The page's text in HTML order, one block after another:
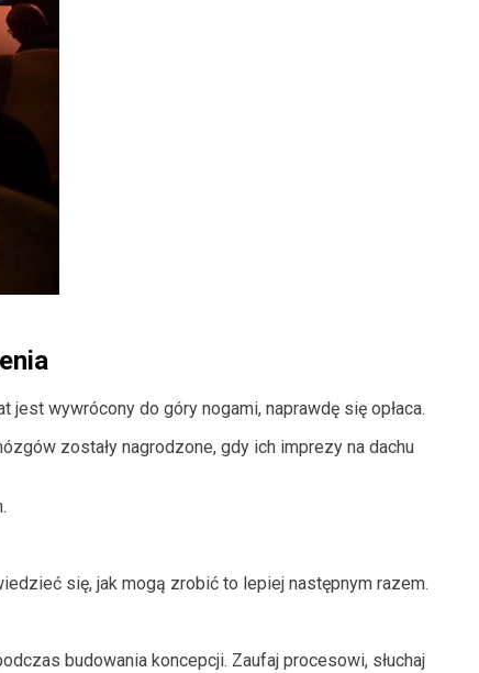
wywrócony do góry nogami, naprawdę się opłaca.
zostały nagrodzone, gdy ich imprezy na dachu
się, jak mogą zrobić to lepiej następnym razem.
budowania koncepcji. Zaufaj procesowi, słuchaj